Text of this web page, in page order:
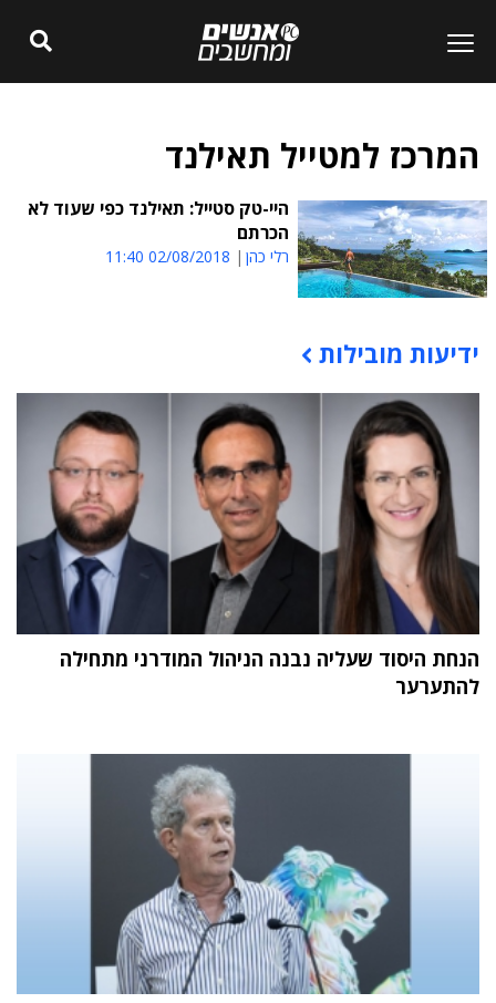
המרכז למטייל תאילנד
היי-טק סטייל: תאילנד כפי שעוד לא
הכרתם
רלי כהן 02/08/2018 11:40
תוכן פרסומי
ידיעות מובילות
הנחת היסוד שעליה נבנה הניהול המודרני מתחילה
להתערער